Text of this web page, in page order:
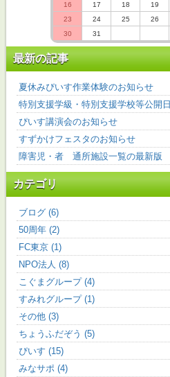
16 17 18 19
23
24 25 26
30
31
最新の記事
夏休みぴいす作業体験のお知らせ
特別支援学級・特別支援学校等公開日
ぴいす講演会のお知らせ
すずかけフェスタのお知らせ
障害児・者 通所施設一覧の最新版
カテゴリ
ブログ (6)
50周年 (2)
FC東京 (1)
NPO法人 (8)
こぐまグループ (4)
すみれグループ (1)
その他 (3)
ちょうふだぞう (5)
ぴいす (15)
みなサポ (4)